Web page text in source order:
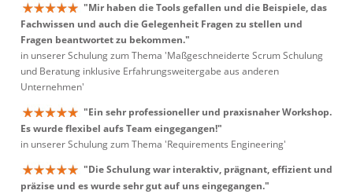
"Mir haben die Tools gefallen und die Beispiele, das
Fachwissen und auch die Gelegenheit Fragen zu stellen und
Fragen beantwortet zu bekommen."
in unserer Schulung zum Thema 'Maßgeschneiderte Scrum Schulung
und Beratung inklusive Erfahrungsweitergabe aus anderen
Unternehmen'
"Ein sehr professioneller und praxisnaher Workshop.
Es wurde flexibel aufs Team eingegangen!"
in unserer Schulung zum Thema 'Requirements Engineering'
"Die Schulung war interaktiv, prägnant, effizient und
präzise und es wurde sehr gut auf uns eingegangen."